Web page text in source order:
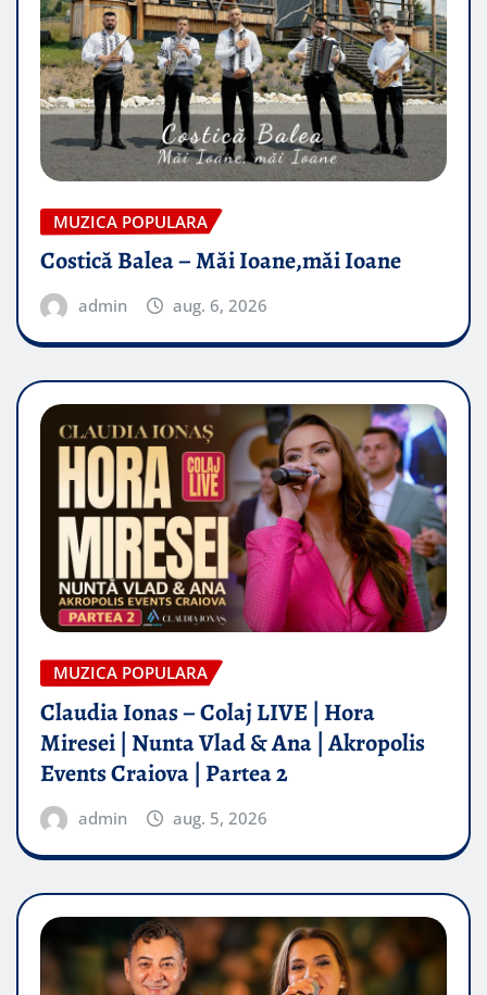
MUZICA POPULARA
Costică Balea – Măi Ioane,măi Ioane
admin aug. 6, 2026
MUZICA POPULARA
Claudia Ionas – Colaj LIVE | Hora
Miresei | Nunta Vlad & Ana | Akropolis
Events Craiova | Partea 2
admin aug. 5, 2026